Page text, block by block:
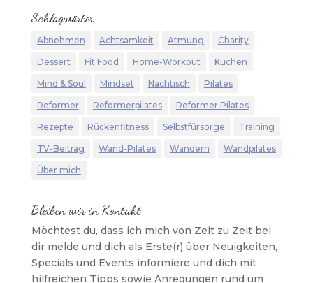
Schlagwörter
Abnehmen Achtsamkeit Atmung Charity
Dessert Fit Food Home-Workout Kuchen
Mind & Soul Mindset Nachtisch Pilates
Reformer Reformerpilates Reformer Pilates
Rezepte Rückenfitness Selbstfürsorge Training
TV-Beitrag Wand-Pilates Wandern Wandpilates
Über mich
Bleiben wir in Kontakt
Möchtest du, dass ich mich von Zeit zu Zeit bei
dir melde und dich als Erste(r) über Neuigkeiten,
Specials und Events informiere und dich mit
hilfreichen Tipps sowie Anregungen rund um